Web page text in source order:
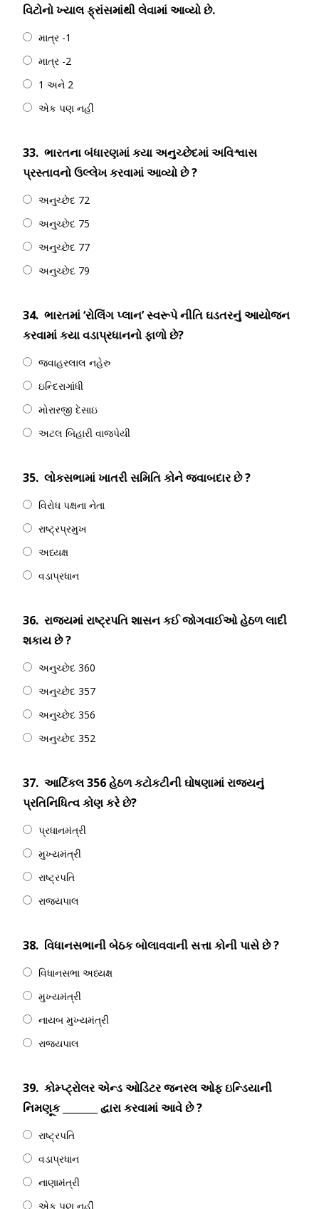
વિટોનો ખ્યાલ ફ્રાંસમાંથી લેવામાં આવ્યો છે.
માત્ર -1
માત્ર -2
1 અને 2
એક પણ નહીં
33. ભારતના બંધારણમાં કયા અનુચ્છેદમાં અવિશ્વાસ
પ્રસ્તાવનો ઉલ્લેખ કરવામાં આવ્યો છે ?
અનુચ્છેદ 72
અનુચ્છેદ 75
અનુચ્છેદ 77
અનુચ્છેદ 79
34. ભારતમાં ‘રોલિંગ પ્લાન’ સ્વરૂપે નીતિ ઘડતરનું આયોજન
કરવામાં કયા વડાપ્રધાનનો ફાળો છે?
જવાહરલાલ નહેરુ
ઇન્દિરાગાંધી
મોરારજી દેસાઇ
અટલ બિહારી વાજપેયી
35. લોકસભામાં ખાતરી સમિતિ કોને જવાબદાર છે ?
વિરોધ પક્ષના નેતા
રાષ્ટ્રપ્રમુખ
અધ્યક્ષ
વડાપ્રધાન
36. રાજ્યમાં રાષ્ટ્રપતિ શાસન કઈ જોગવાઈઓ હેઠળ લાદી
શકાય છે ?
અનુચ્છેદ 360
અનુચ્છેદ 357
અનુચ્છેદ 356
અનુચ્છેદ 352
37. આર્ટિકલ 356 હેઠળ કટોકટીની ઘોષણામાં રાજ્યનું
પ્રતિનિધિત્વ કોણ કરે છે?
પ્રધાનમંત્રી
મુખ્યમંત્રી
રાષ્ટ્રપતિ
રાજ્યપાલ
38. વિધાનસભાની બેઠક બોલાવવાની સત્તા કોની પાસે છે ?
વિધાનસભા અધ્યક્ષ
મુખ્યમંત્રી
નાયબ મુખ્યમંત્રી
રાજ્યપાલ
39. કોમ્પ્ટ્રોલર એન્ડ ઓડિટર જનરલ ઓફ ઇન્ડિયાની
નિમણૂક _______ દ્વારા કરવામાં આવે છે ?
રાષ્ટ્રપતિ
વડાપ્રધાન
નાણામંત્રી
એક પણ નહીં